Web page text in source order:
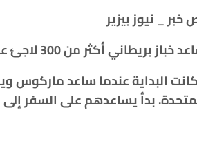
خبر _ نيوز بيزير
بريطاني أكثر من 300 لاجئ على الفرار من أوكرانيا منذ بداية الحرب هناك في فبراير 2022.
بدأ يساعدهم على السفر إلى